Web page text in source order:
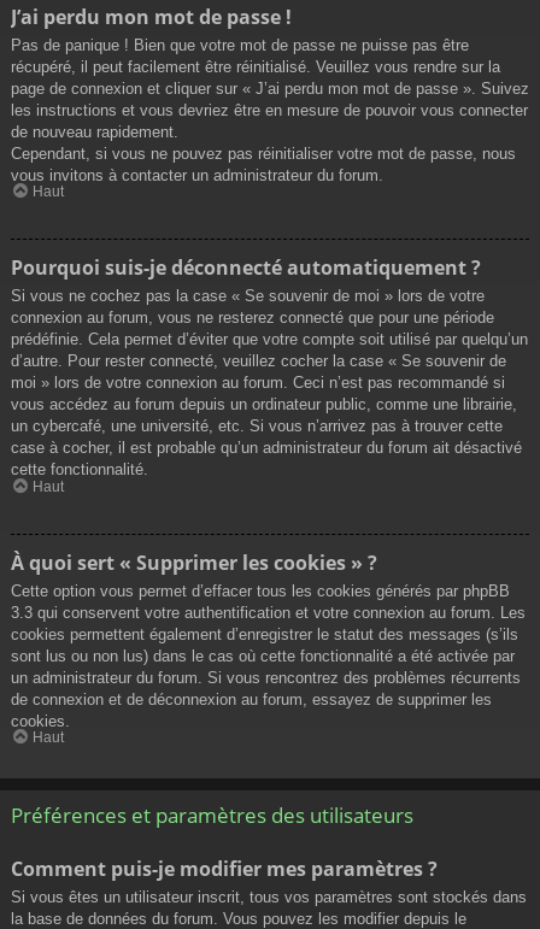
J’ai perdu mon mot de passe !
Pas de panique ! Bien que votre mot de passe ne puisse pas être
récupéré, il peut facilement être réinitialisé. Veuillez vous rendre sur la
page de connexion et cliquer sur « J’ai perdu mon mot de passe ». Suivez
les instructions et vous devriez être en mesure de pouvoir vous connecter
de nouveau rapidement.
Cependant, si vous ne pouvez pas réinitialiser votre mot de passe, nous
vous invitons à contacter un administrateur du forum.
Haut
Pourquoi suis-je déconnecté automatiquement ?
Si vous ne cochez pas la case « Se souvenir de moi » lors de votre
connexion au forum, vous ne resterez connecté que pour une période
prédéfinie. Cela permet d’éviter que votre compte soit utilisé par quelqu’un
d’autre. Pour rester connecté, veuillez cocher la case « Se souvenir de
moi » lors de votre connexion au forum. Ceci n’est pas recommandé si
vous accédez au forum depuis un ordinateur public, comme une librairie,
un cybercafé, une université, etc. Si vous n’arrivez pas à trouver cette
case à cocher, il est probable qu’un administrateur du forum ait désactivé
cette fonctionnalité.
Haut
À quoi sert « Supprimer les cookies » ?
Cette option vous permet d’effacer tous les cookies générés par phpBB
3.3 qui conservent votre authentification et votre connexion au forum. Les
cookies permettent également d’enregistrer le statut des messages (s’ils
sont lus ou non lus) dans le cas où cette fonctionnalité a été activée par
un administrateur du forum. Si vous rencontrez des problèmes récurrents
de connexion et de déconnexion au forum, essayez de supprimer les
cookies.
Haut
Préférences et paramètres des utilisateurs
Comment puis-je modifier mes paramètres ?
Si vous êtes un utilisateur inscrit, tous vos paramètres sont stockés dans
la base de données du forum. Vous pouvez les modifier depuis le